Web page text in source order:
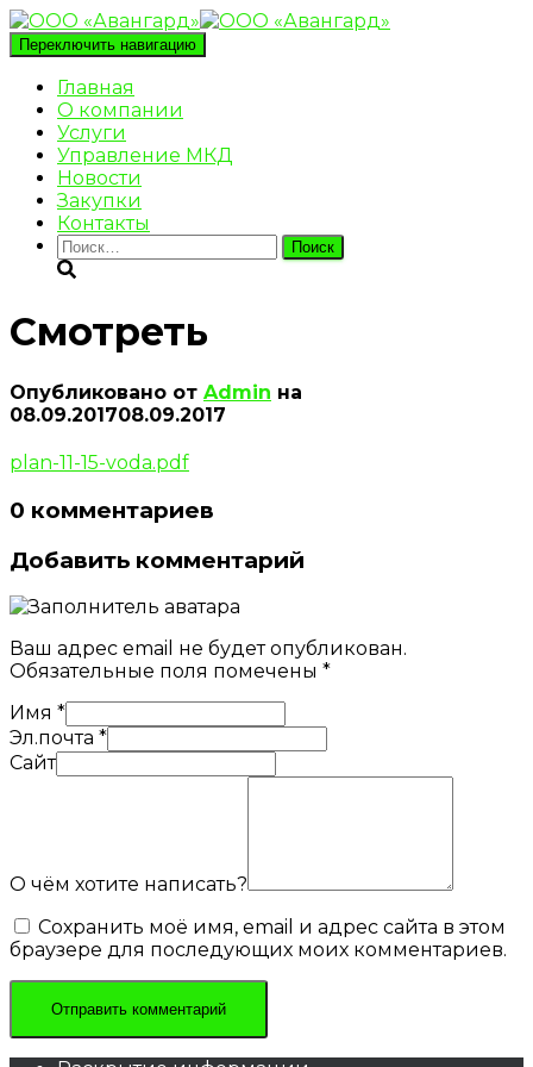
Переключить навигацию
Главная
О компании
Услуги
Управление МКД
Новости
Закупки
Контакты
Найти:
Смотреть
Опубликовано от Admin на
08.09.201708.09.2017
plan-11-15-voda.pdf
0 комментариев
Добавить комментарий
Ваш адрес email не будет опубликован.
Обязательные поля помечены *
Имя *
Эл.почта *
Сайт
О чём хотите написать?
Сохранить моё имя, email и адрес сайта в этом
браузере для последующих моих комментариев.